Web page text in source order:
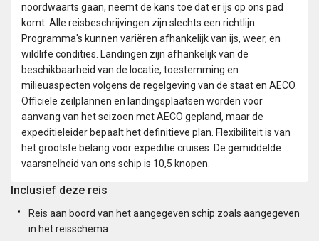
noordwaarts gaan, neemt de kans toe dat er ijs op ons pad
komt. Alle reisbeschrijvingen zijn slechts een richtlijn.
Programma's kunnen variëren afhankelijk van ijs, weer, en
wildlife condities. Landingen zijn afhankelijk van de
beschikbaarheid van de locatie, toestemming en
milieuaspecten volgens de regelgeving van de staat en AECO.
Officiële zeilplannen en landingsplaatsen worden voor
aanvang van het seizoen met AECO gepland, maar de
expeditieleider bepaalt het definitieve plan. Flexibiliteit is van
het grootste belang voor expeditie cruises. De gemiddelde
vaarsnelheid van ons schip is 10,5 knopen.
Inclusief deze reis
Reis aan boord van het aangegeven schip zoals aangegeven
in het reisschema